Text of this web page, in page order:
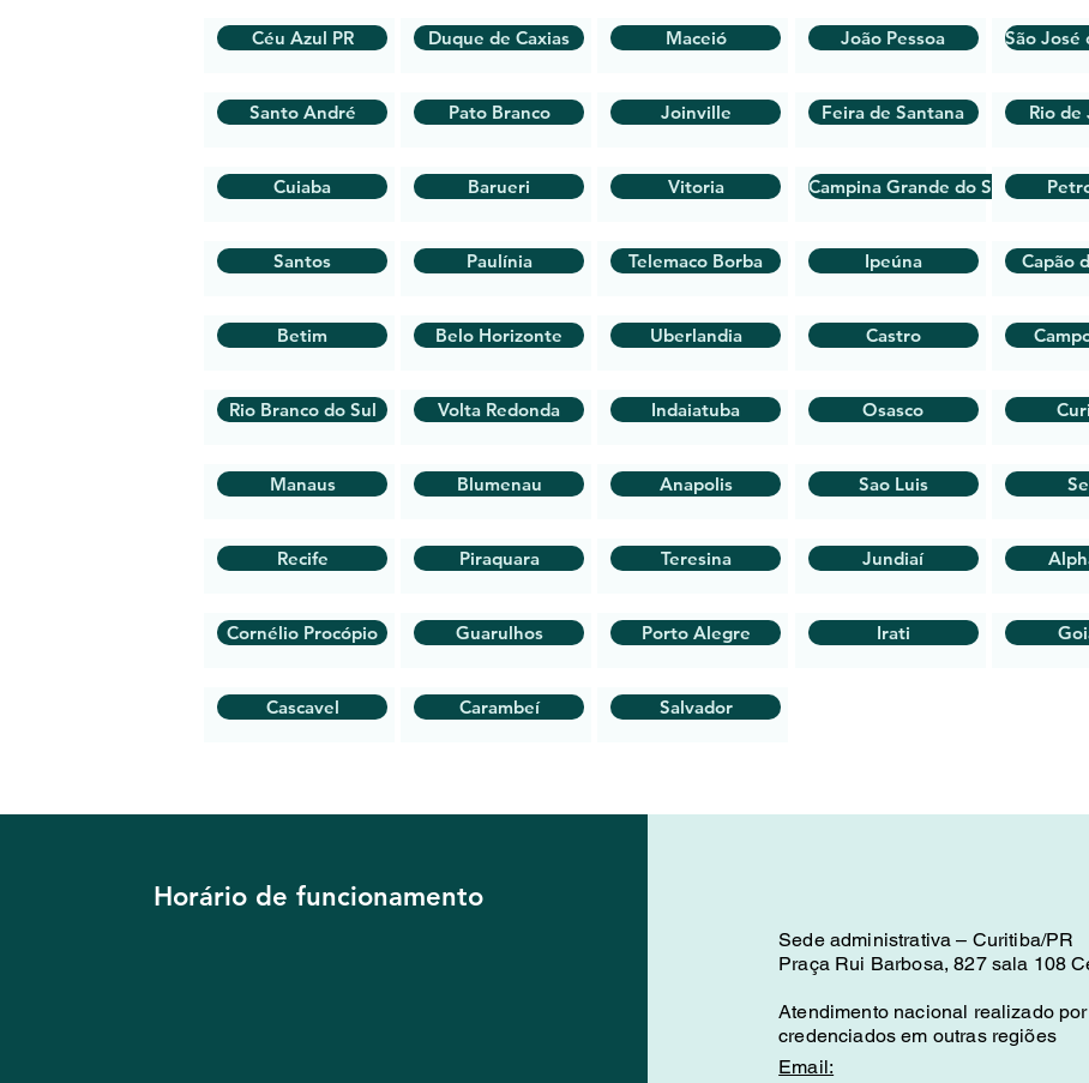
Céu Azul PR
Santo André
Cuiaba
Santos
Betim
Rio Branco do Sul
Manaus
Recife
Cornélio Procópio
Cascavel
Duque de Caxias
Pato Branco
Barueri
Paulínia
Belo Horizonte
Volta Redonda
Blumenau
Piraquara
Guarulhos
Carambeí
Maceió
Joinville
Vitoria
Telemaco Borba
Uberlandia
Indaiatuba
Anapolis
Teresina
Porto Alegre
Salvador
João Pessoa
Feira de Santana
Campina Grande do Sul
Ipeúna
Castro
Osasco
Sao Luis
Jundiaí
Irati
São José
Rio de
Capão
Horário de funcionamento
Sede administrativa – Curitiba/PR
Praça Rui Barbosa, 827 sala 108
Atendimento nacional realizado
credenciados em outras regiões
Email: